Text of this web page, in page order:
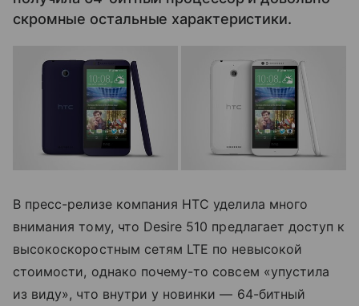
скромные остальные характеристики.
В пресс-релизе компания HTC уделила много
внимания тому, что Desire 510 предлагает доступ к
высокоскоростным сетям LTE по невысокой
стоимости, однако почему-то совсем «упустила
из виду», что внутри у новинки — 64-битный